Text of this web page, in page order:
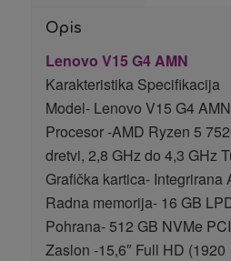
Opis
Lenovo V15 G4 AMN
Karakteristika Specifikacija
Model- Lenovo V15 G4 AMN
Procesor -AMD Ryzen 5
dretvi, 2,8 GHz do 4,3 GHz
Grafička kartica- Integrirana
Radna memorija- 16 GB
Pohrana- 512 GB NVMe
Zaslon -15,6″ Full HD